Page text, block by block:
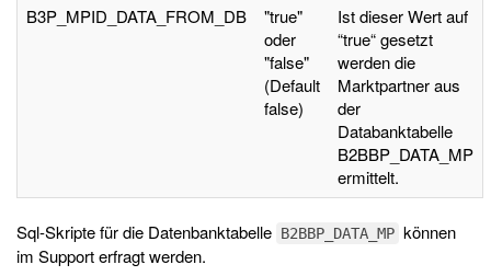
B3P_MPID_DATA_FROM_DB
"true"
oder
"false"
(Default
false)
Ist dieser Wert auf
“true“ gesetzt
werden die
Marktpartner aus
der
Databanktabelle
B2BBP_DATA_MP
ermittelt.
Sql-Skripte für die Datenbanktabelle B2BBP_DATA_MP können
im Support erfragt werden.